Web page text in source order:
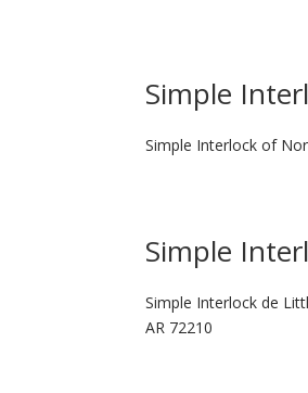
Simple
Simple Interlock of
Simple
Simple Interlock de
AR 72210